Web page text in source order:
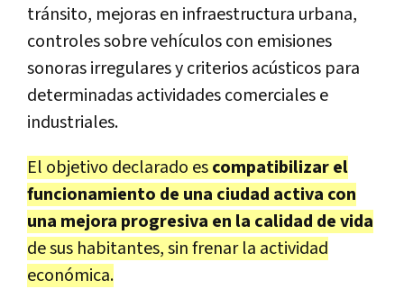
tránsito, mejoras en infraestructura urbana,
controles sobre vehículos con emisiones
sonoras irregulares y criterios acústicos para
determinadas actividades comerciales e
industriales.
El objetivo declarado escompatibilizar el
funcionamiento de una ciudad activa con
una mejora progresiva en la calidad de vida
de sus habitantes, sin frenar la actividad
económica.